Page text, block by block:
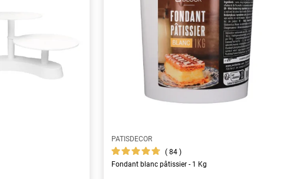
PATISDECOR
84
Fondant blanc pâtissier - 1 Kg